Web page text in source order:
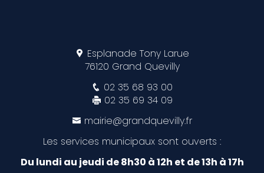
Esplanade Tony Larue
76120 Grand Quevilly
02 35 68 93 00
02 35 69 34 09
mairie@grandquevilly.fr
Les services municipaux sont ouverts :
Du lundi au jeudi de 8h30 à 12h et de 13h à 17h